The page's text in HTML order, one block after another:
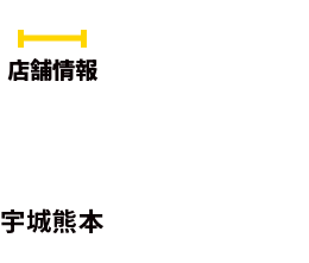
店舗情報
宇城熊本